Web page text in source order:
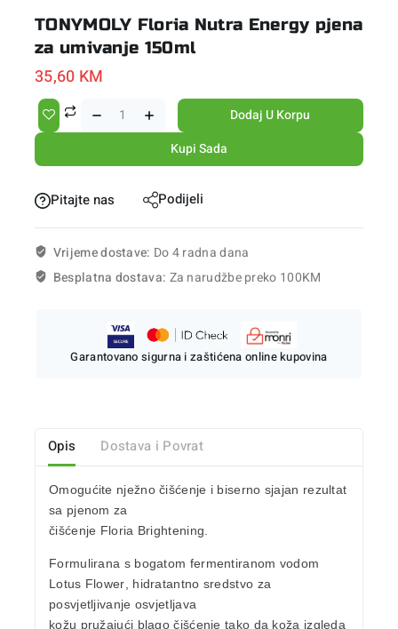
TONYMOLY Floria Nutra Energy pjena
za umivanje 150ml
35,60 KM
Dodaj U Korpu
Kupi Sada
Pitajte nas Podijeli
Vrijeme dostave: Do 4 radna dana
Besplatna dostava: Za narudžbe preko 100KM
Garantovano sigurna i zaštićena online kupovina
Opis Dostava i Povrat
Omogućite nježno čišćenje i biserno sjajan rezultat
sa pjenom za
čišćenje Floria Brightening.
Formulirana s bogatom fermentiranom vodom
Lotus Flower , hidratantno sredstvo za
posvjetljivanje osvjetljava
kožu pružajući blago čišćenje tako da koža izgleda